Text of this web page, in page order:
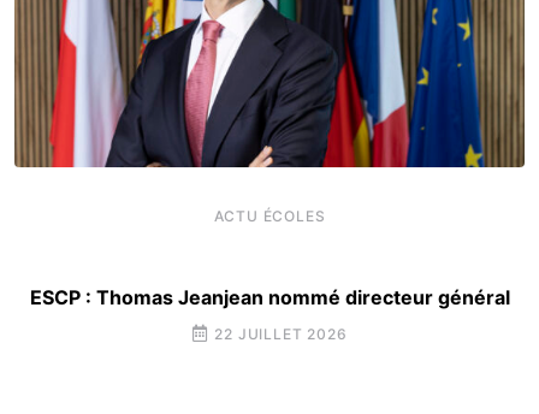
ACTU ÉCOLES
ESCP : Thomas Jeanjean nommé directeur général
22 JUILLET 2026